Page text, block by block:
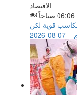
الاقتصاد
0
قوية لكن